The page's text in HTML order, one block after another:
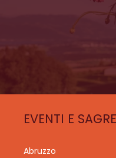
EVENTI E
Abruzzo